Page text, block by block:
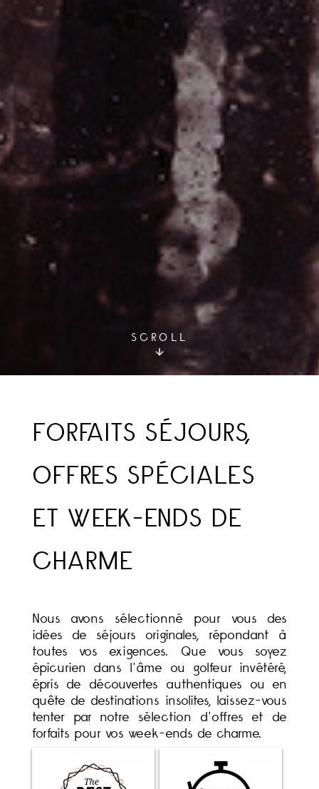
SCROLL
FORFAITS SÉJOURS,
OFFRES SPÉCIALES
ET WEEK-ENDS DE
CHARME
Nous avons sélectionné pour vous des
idées de séjours originales, répondant à
toutes vos exigences. Que vous soyez
épicurien dans l'âme ou golfeur invétéré,
épris de découvertes authentiques ou en
quête de destinations insolites, laissez-vous
tenter par notre sélection d'offres et de
forfaits pour vos week-ends de charme.